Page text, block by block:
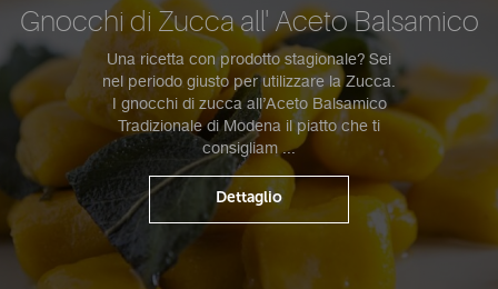
Gnocchi di Zucca all' Aceto Balsamico
Una ricetta con prodotto stagionale? Sei
nel periodo giusto per utilizzare la Zucca.
I gnocchi di zucca all’Aceto Balsamico
Tradizionale di Modena il piatto che ti
consigliam ...
Dettaglio